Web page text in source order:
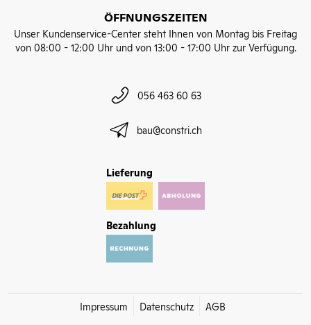
ÖFFNUNGSZEITEN
Unser Kundenservice-Center steht Ihnen von Montag bis Freitag
von 08:00 - 12:00 Uhr und von 13:00 - 17:00 Uhr zur Verfügung.
056 463 60 63
bau@constri.ch
Lieferung
Bezahlung
Impressum Datenschutz AGB